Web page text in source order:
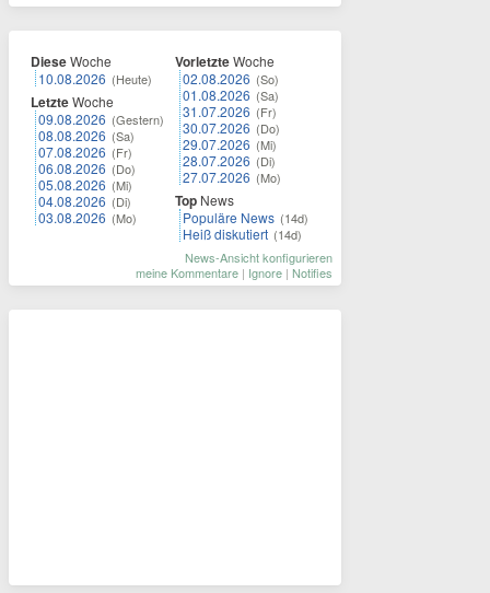
DieseWoche
10.08.2026 (Heute)
LetzteWoche
09.08.2026 (Gestern)
08.08.2026 (Sa)
07.08.2026 (Fr)
06.08.2026 (Do)
05.08.2026 (Mi)
04.08.2026 (Di)
03.08.2026 (Mo)
VorletzteWoche
02.08.2026 (So)
01.08.2026 (Sa)
31.07.2026 (Fr)
30.07.2026 (Do)
29.07.2026 (Mi)
28.07.2026 (Di)
27.07.2026 (Mo)
Top News
Populäre News (14d)
Heiß diskutiert (14d)
News-Ansicht konfigurieren
meine Kommentare | Ignore | Notifies